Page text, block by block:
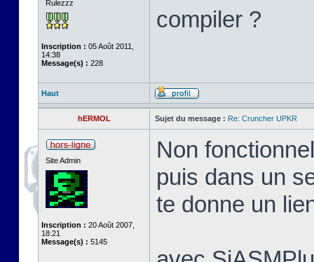
Rulezzz
Inscription : 05 Août 2011,
14:38
Message(s) : 228
compiler ?
Haut
hERMOL Sujet du message : Re: Cruncher UPKR
Site Admin
Inscription : 20 Août 2007,
18:21
Message(s) : 5145
Non
puis dans un
te donne un